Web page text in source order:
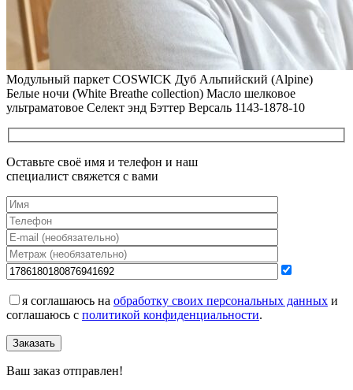
РЕСТАВРАЦИЯ НЕБОЛЬШИХ ВМЯТИН НА ПАРКЕТЕ.
ПОЛЫ, ПОКРЫТЫЕ МАСЛОМ И ТВЕРДЫМ ВОСКОМ
Читать полностью
12.01.2026
Все новости о Coswick
Модульный паркет COSWICK Дуб Альпийский (Alpine)
Белые ночи (White Breathe collection) Масло шелковое
ультраматовое Селект энд Бэттер Версаль 1143-1878-10
Оставьте своё имя и телефон и наш
специалист свяжется с вами
я соглашаюсь на обработку своих персональных данных и
соглашаюсь с политикой конфиденциальности.
Заказать
Ваш заказ отправлен!